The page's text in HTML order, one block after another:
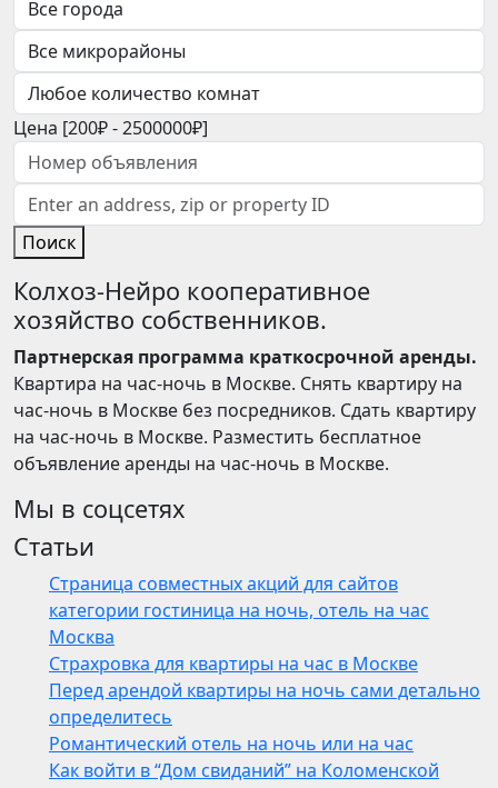
Цена [200₽-2500000₽]
Поиск
Колхоз-Нейро кооперативное
хозяйство собственников.
Партнерская программа краткосрочной аренды.
Квартира на час-ночь в Москве. Снять квартиру на
час-ночь в Москве без посредников. Сдать квартиру
на час-ночь в Москве. Разместить бесплатное
объявление аренды на час-ночь в Москве.
Мы в соцсетях
Статьи
Страница совместных акций для сайтов
категории гостиница на ночь, отель на час
Москва
Страхровка для квартиры на час в Москве
Перед арендой квартиры на ночь сами детально
определитесь
Романтический отель на ночь или на час
Как войти в “Дом свиданий” на Коломенской